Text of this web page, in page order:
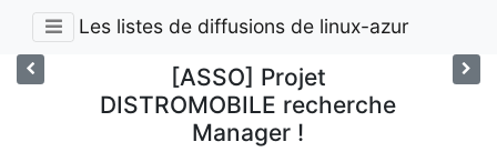
Les listes de diffusions de linux-azur
[ASSO] Projet
DISTROMOBILE recherche
Manager !